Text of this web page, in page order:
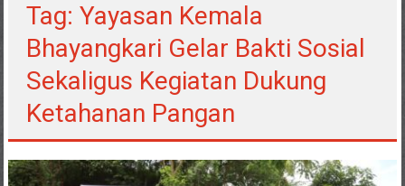
Tag: Yayasan Kemala
Bhayangkari Gelar Bakti Sosial
Sekaligus Kegiatan Dukung
Ketahanan Pangan